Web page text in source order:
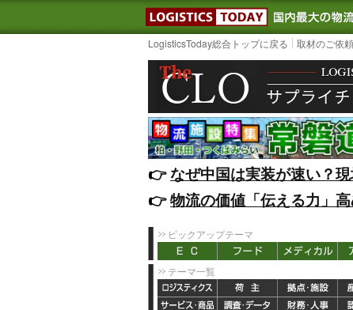
LOGISTICS
LogisticsToday総合トップに戻る 取材のご依
👉️なぜ中国は実装が速い？
👉️物流の価値「伝える力」
ピックアップテーマ
テーマ一覧